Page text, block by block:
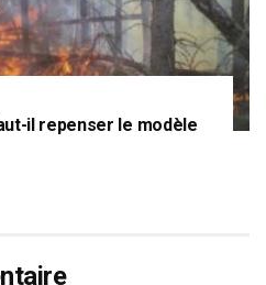
il repenser le modèle